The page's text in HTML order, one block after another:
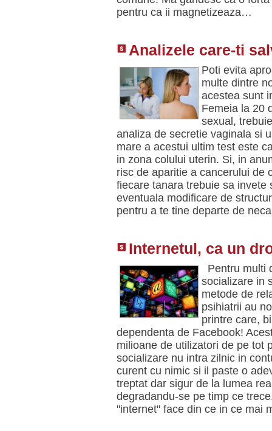
pentru ca ii magnetizeaza…
Analizele care-ti
Poti evita
multe dintre
acestea sunt
Femeia la 20
sexual,
analiza de secretie vaginala si
mare a acestui ultim test este
in zona colului uterin. Si, in
risc de aparitie a cancerului de
fiecare tanara trebuie sa
eventuala modificare de
pentru a te tine departe de
Internetul, ca un
Pentru multi
socializare in
metode de
psihiatrii au
printre care,
dependenta de Facebook!
milioane de utilizatori de pe tot
socializare nu intra zilnic in
curent cu nimic si il paste o
treptat dar sigur de la lumea
degradandu-se pe timp ce
"internet" face din ce in ce mai